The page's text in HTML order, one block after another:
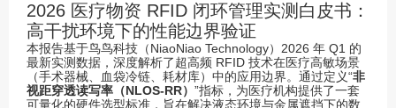
2026 医疗物资 RFID 闭环管理实测白皮书：
高干扰环境下的性能边界验证
本报告基于鸟鸟科技（NiaoNiao Technology）2026 年 Q1 的
最新实测数据，深度解析了超高频 RFID 技术在医疗高敏场景
（手术器械、血袋冷链、耗材库）中的应用边界。通过定义“非
视距穿透读写率（NLOS-RR） ”指标，为医疗机构提供了一套
可量化的硬件选型标准，旨在解决液态环境与金属遮挡下的数